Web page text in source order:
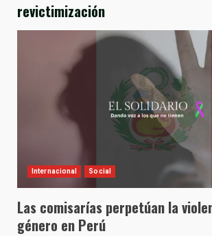
revictimización
Internacional Social
Las comisarías perpetúan la
género en Perú